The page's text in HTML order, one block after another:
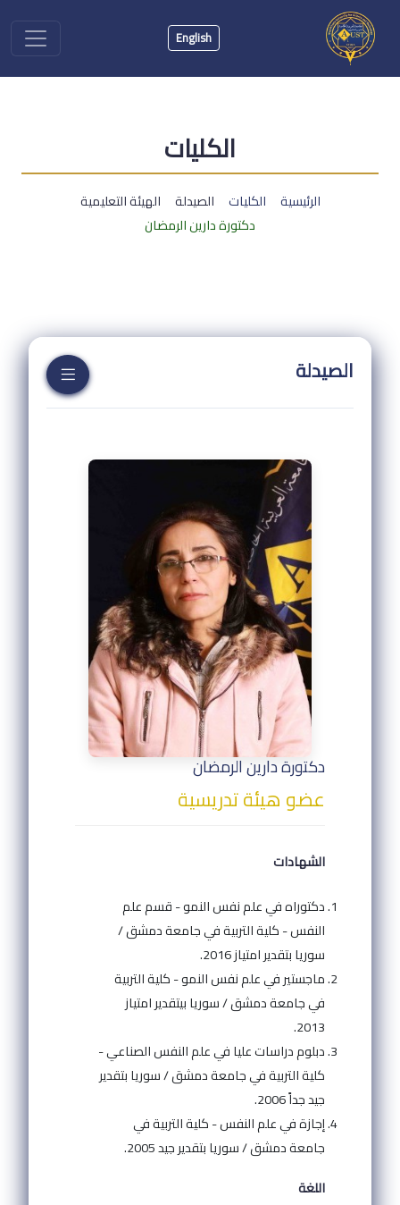
English
الكليات
الرئيسية الكليات الصيدلة
الهيئة التعليمية
دكتورة دارين الرمضان
الصيدلة
دكتورة دارين الرمضان
عضو هيئة تدريسية
الشهادات
دكتوراه في علم نفس النمو - قسم علم
النفس - كلية التربية في جامعة دمشق /
سوريا بتقدير امتياز 2016.
ماجستير في علم نفس النمو - كلية التربية
في جامعة دمشق / سوريا بيتقدير امتياز
2013.
دبلوم دراسات عليا في علم النفس الصناعي -
كلية التربية في جامعة دمشق / سوريا بتقدير
جيد جداً 2006.
إجازة في علم النفس - كلية التربية في
جامعة دمشق / سوريا بتقدير جيد 2005.
اللغة